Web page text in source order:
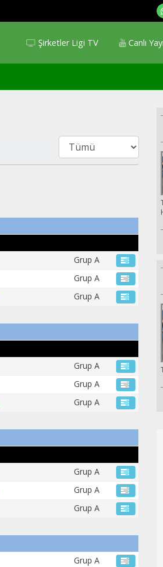
Canlı
Şirketler Ligi TV
Grup A
Grup A
Grup A
Grup A
Grup A
Grup A
Grup A
Grup A
Grup A
Grup A